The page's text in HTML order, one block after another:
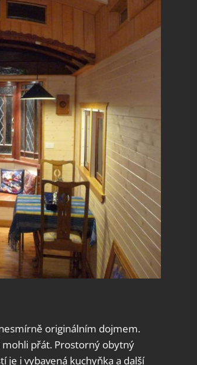
originálním dojmem.
přát. Prostorný obytný
i vybavená kuchyňka a další